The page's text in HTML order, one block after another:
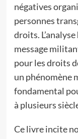
négatives
personnes
droits.
message
pour les droits
un phénomène
fondamental
à plusieurs
Ce livre incite